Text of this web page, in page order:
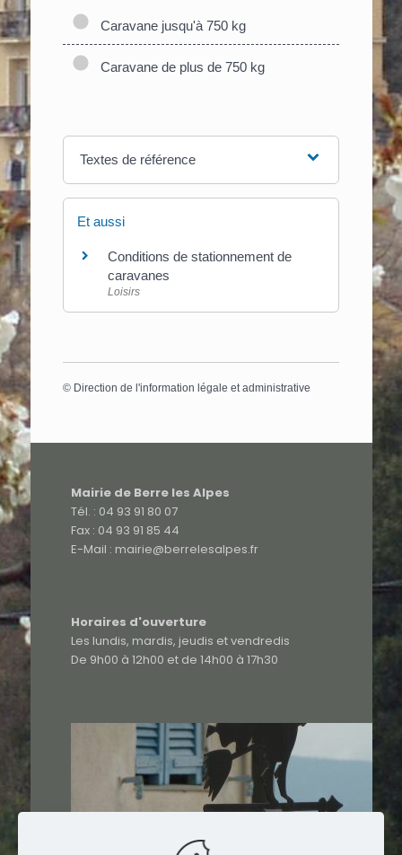
Caravane jusqu'à 750 kg
Caravane de plus de 750 kg
Textes de référence
Et aussi
Conditions de stationnement de
caravanes
Loisirs
© Direction de l'information légale et administrative
Mairie de Berre les Alpes
Tél. : 04 93 91 80 07
Fax : 04 93 91 85 44
E-Mail : mairie@berrelesalpes.fr
Horaires d'ouverture
Les lundis, mardis, jeudis et vendredis
De 9h00 à 12h00 et de 14h00 à 17h30